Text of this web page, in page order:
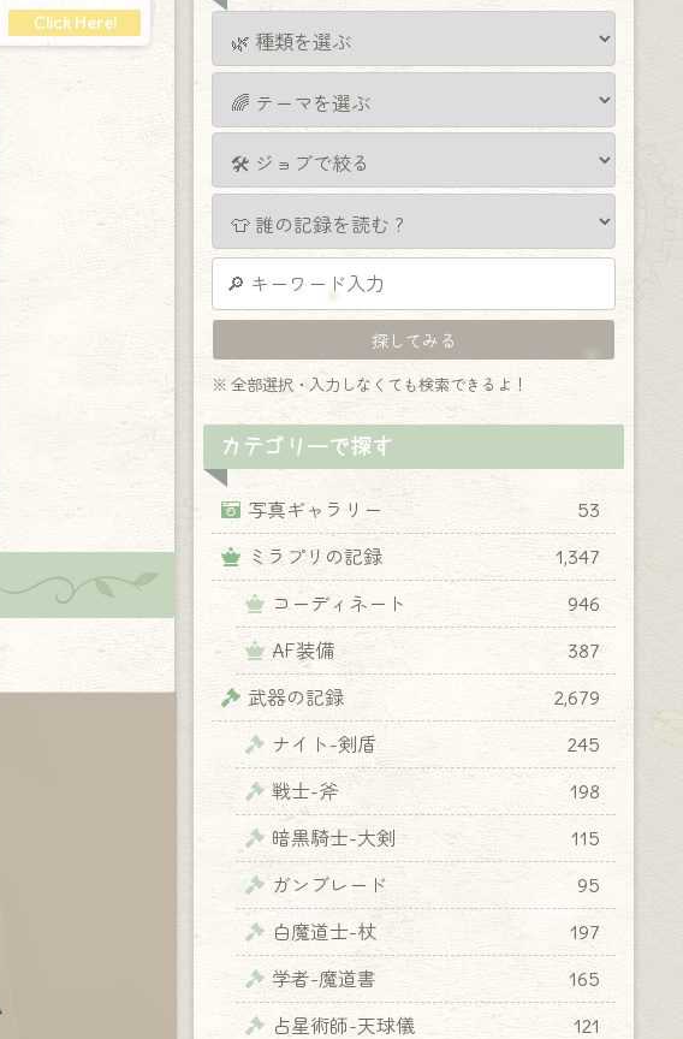
※ 全部選択・入力しなくても検索できるよ！
カテゴリーで探す
写真ギャラリー
53
ミラプリの記録
1,347
コーディネート
946
AF装備
387
武器の記録
2,679
ナイト-剣盾
245
戦士-斧
198
暗黒騎士-大剣
115
ガンブレード
95
白魔道士-杖
197
学者-魔道書
165
占星術師-天球儀
121